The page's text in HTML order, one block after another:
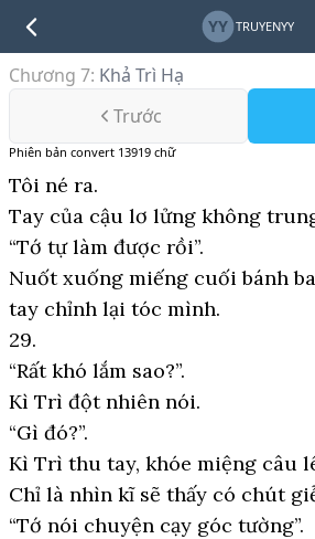
YY TRUYENYY
Chương 7: Khả Trì Hạ
Trước
Phiên bản convert 13919 chữ
Tôi né ra.
Tay của cậu lơ lửng không
“Tớ tự làm được rồi”.
Nuốt xuống miếng cuối bánh
tay chỉnh lại tóc mình.
29.
“Rất khó lắm sao?”.
Kì Trì đột nhiên nói.
“Gì đó?”.
Kì Trì thu tay, khóe miệng câu
Chỉ là nhìn kĩ sẽ thấy có chút
“Tớ nói chuyện cạy góc tường”.